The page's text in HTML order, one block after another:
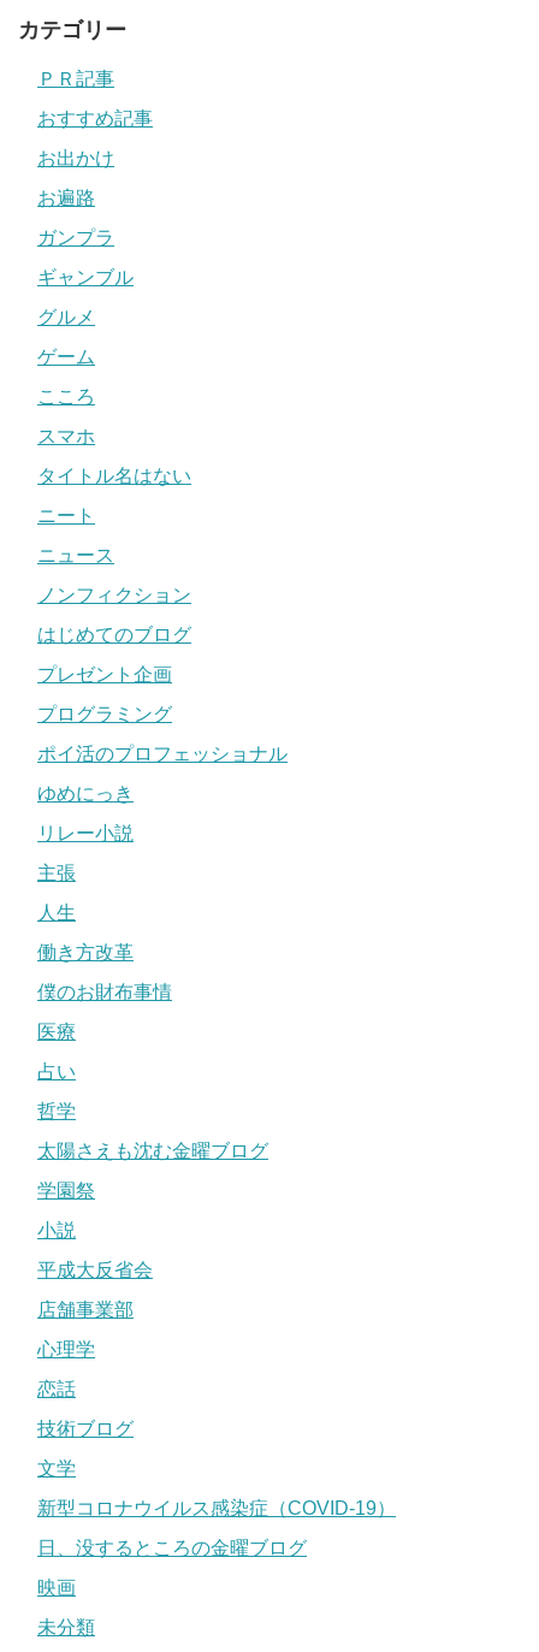
カテゴリー
ＰＲ記事
おすすめ記事
お出かけ
お遍路
ガンプラ
ギャンブル
グルメ
ゲーム
こころ
スマホ
タイトル名はない
ニート
ニュース
ノンフィクション
はじめてのブログ
プレゼント企画
プログラミング
ポイ活のプロフェッショナル
ゆめにっき
リレー小説
主張
人生
働き方改革
僕のお財布事情
医療
占い
哲学
太陽さえも沈む金曜ブログ
学園祭
小説
平成大反省会
店舗事業部
心理学
恋話
技術ブログ
文学
新型コロナウイルス感染症（COVID-19）
日、没するところの金曜ブログ
映画
未分類